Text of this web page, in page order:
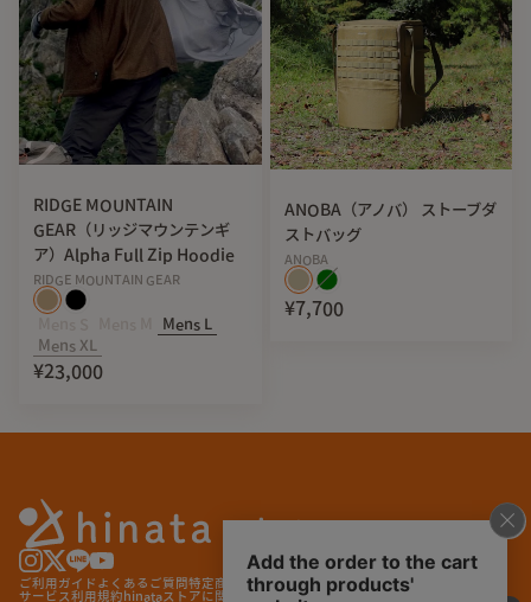
RIDGE MOUNTAIN
GEAR（リッジマウンテンギ
ア）Alpha Full Zip Hoodie
RIDGE MOUNTAIN GEAR
Mens L
Mens XL
¥23,000
ANOBA（アノバ） ストーブダ
ストバッグ
ANOBA
¥7,700
ご利用ガイド よくあるご質問特定商取引法に基づく表記プライバシーポリシー
サービス利用規約hinataストアに関する特約